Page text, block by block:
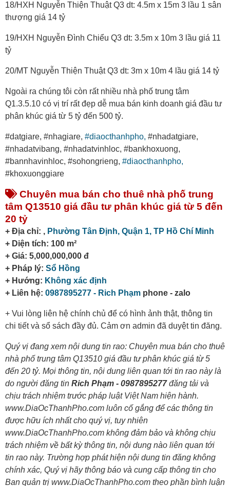
18/HXH Nguyễn Thiện Thuật Q3 dt: 4.5m x 15m 3 lầu 1 sân
thượng giá 14 tỷ
19/HXH Nguyễn Đình Chiểu Q3 dt: 3.5m x 10m 3 lầu giá 11
tỷ
20/MT Nguyễn Thiện Thuật Q3 dt: 3m x 10m 4 lầu giá 14 tỷ
Ngoài ra chúng tôi còn rất nhiều nhà phố trung tâm
Q1.3.5.10 có vị trí rất đẹp dễ mua bán kinh doanh giá đầu tư
phân khúc giá từ 5 tỷ đến 500 tỷ.
#datgiare, #nhagiare, #diaocthanhpho, #nhadatgiare,
#nhadatvibang, #nhadatvinhloc, #bankhoxuong,
#bannhavinhloc, #sohongrieng, #diaocthanhpho,
#khoxuonggiare
Chuyên mua bán cho thuê nhà phố trung
tâm Q13510 giá đầu tư phân khúc giá từ 5 đến
20 tỷ
+ Địa chỉ: , Phường Tân Định, Quận 1, TP Hồ Chí Minh
+ Diện tích: 100 m²
+ Giá: 5,000,000,000 đ
+ Pháp lý: Sổ Hồng
+ Hướng: Không xác định
+ Liên hệ: 0987895277 - Rich Phạm phone - zalo
+ Vui lòng liên hệ chính chủ để có hình ảnh thật, thông tin
chi tiết và sổ sách đầy đủ. Cảm ơn admin đã duyệt tin đăng.
Quý vị đang xem nội dung tin rao: Chuyên mua bán cho thuê
nhà phố trung tâm Q13510 giá đầu tư phân khúc giá từ 5
đến 20 tỷ. Mọi thông tin, nội dung liên quan tới tin rao này là
do người đăng tin Rich Phạm - 0987895277đăng tải và
chịu trách nhiệm trước pháp luật Việt Nam hiện hành.
www.DiaOcThanhPho.com luôn cố gắng để các thông tin
được hữu ích nhất cho quý vị, tuy nhiên
www.DiaOcThanhPho.com không đảm bảo và không chịu
trách nhiệm về bất kỳ thông tin, nội dung nào liên quan tới
tin rao này. Trường hợp phát hiện nội dung tin đăng không
chính xác, Quý vị hãy thông báo và cung cấp thông tin cho
Ban quản trị www.DiaOcThanhPho.com theo phần bình luận